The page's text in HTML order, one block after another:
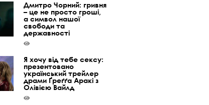
Дмитро Чорний: гривня
– це не просто гроші,
а символ нашої
свободи та
державності
Я хочу від тебе сексу:
презентовано
український трейлер
драми Ґреґґа Аракі з
Олівією Вайлд